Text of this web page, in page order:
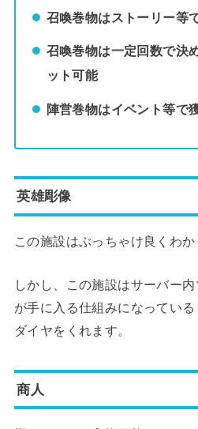
召喚巻物はストーリー等
召喚巻物は一定回数で決
ット可能
陣営巻物はイベント等で
英雄彫像
この施設はぶっちゃけ良くわか
しかし、この施設はサーバー
が手に入る仕組みになってい
ダイヤをくれます。
商人